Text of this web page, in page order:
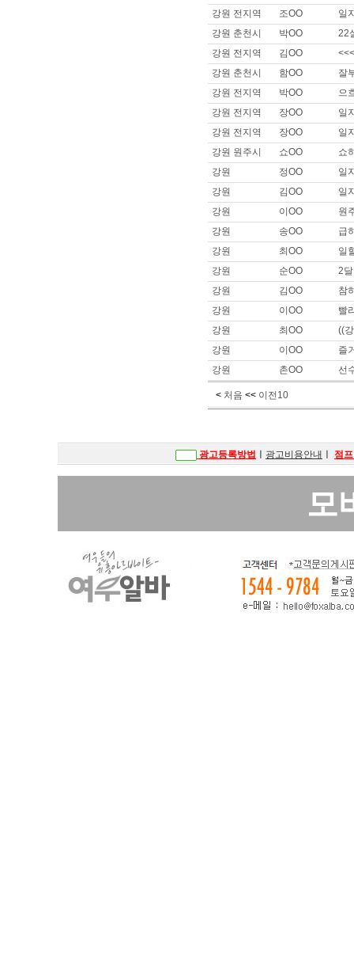
이름 :은OO
희망지역 : 서울 강북구 / 희망
제목 :안녕하세요 장기근무 구
이름 :아OO
희망지역 : 경기 고양시 / 희망
제목 :남성마시지사 남성도우미
이름 :이OO
희망지역 : 경기 고양시 / 희망
제목 :
잘부탁드립니다. 이나리
이름 :안OO
희망지역 : 경기 고양시 / 희망
제목 :
안 ㅁ 나 오 ㅍ 없을까요?
이름 :
희망지역 : 서울 관악구 / 희망
제목 :44사이즈 썰부자 타로리
이름 :안OO
희망지역 : 경기 고양시 / 희망
제목 :
안*, 오* 구해봐여 사이즈
이름 :
희망지역 : 경기 고양시 / 희망
제목 :안ㅁ, 오ㅍ 구해봐요
이름 :안OO
희망지역 : 경기 고양시 / 희망
제목 :
안녕하세요. 안ㅁ나 오ㅍ
이름 :순OO
이름 :박OO
희망지역 : 서울 강남구 / 희망
강원 전지역
조OO
일
강원 춘천시
박OO
22
강원 전지역
김OO
강원 춘천시
함OO
잘
강원 전지역
박OO
으
강원 전지역
장OO
일
강원 전지역
장OO
일
강원 원주시
쇼OO
쇼
강원
정OO
일
강원
김OO
일
강원
이OO
원
강원
송OO
급
강원
최OO
일
강원
순OO
2
강원
김OO
참
강원
이OO
빨
강원
최OO
((
강원
이OO
즐
강원
촌OO 선
< 처음 << 이전10
광고등록방법 광고비용안내 점
모